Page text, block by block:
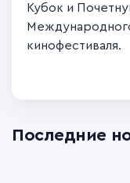
Кубок и
кинофестиваля.
Последние